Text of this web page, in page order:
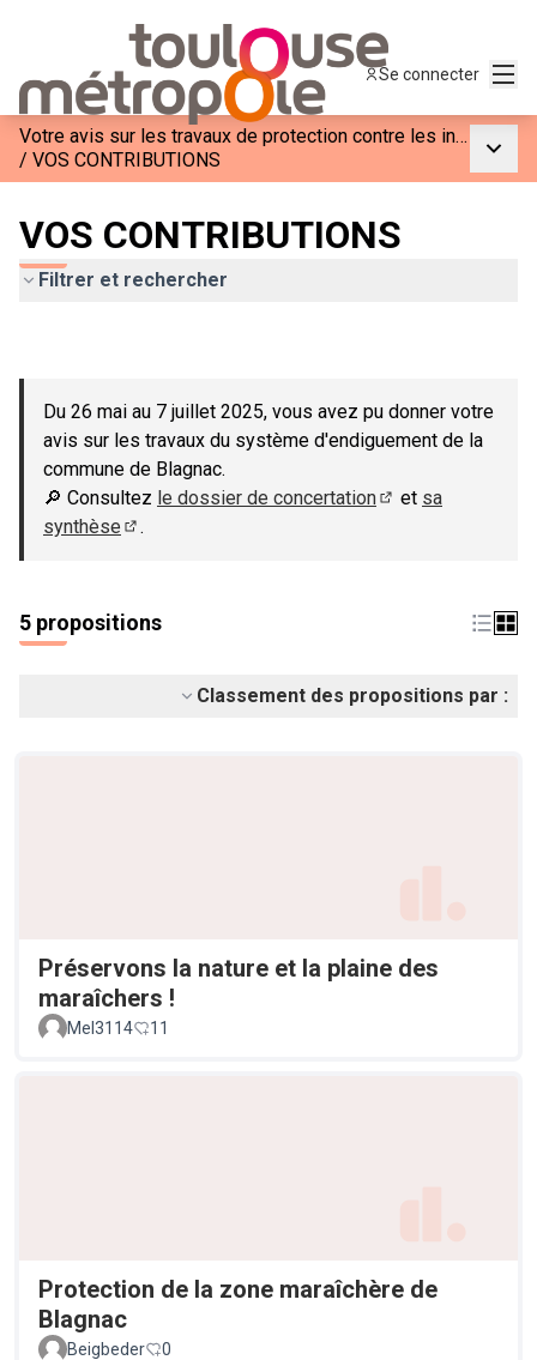
Se connecter
Votre avis sur les travaux de protection contre les inondations à Blagnac
/ VOS CONTRIBUTIONS
VOS CONTRIBUTIONS
Filtrer et rechercher
Du 26 mai au 7 juillet 2025, vous avez pu donner votre
avis sur les travaux du système d'endiguement de la
commune de Blagnac.
🔎 Consultez le dossier de concertation
et sa
synthèse
.
5 propositions
Classement des propositions par :
Préservons la nature et la plaine des
maraîchers !
Mel3114 11
Protection de la zone maraîchère de
Blagnac
Beigbeder 0